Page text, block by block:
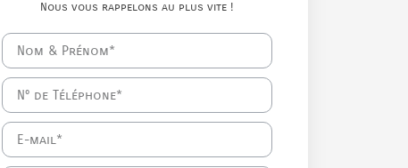
Nous vous rappelons au plus vite !